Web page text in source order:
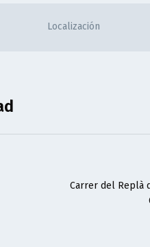
Localización
Carrer del Replà